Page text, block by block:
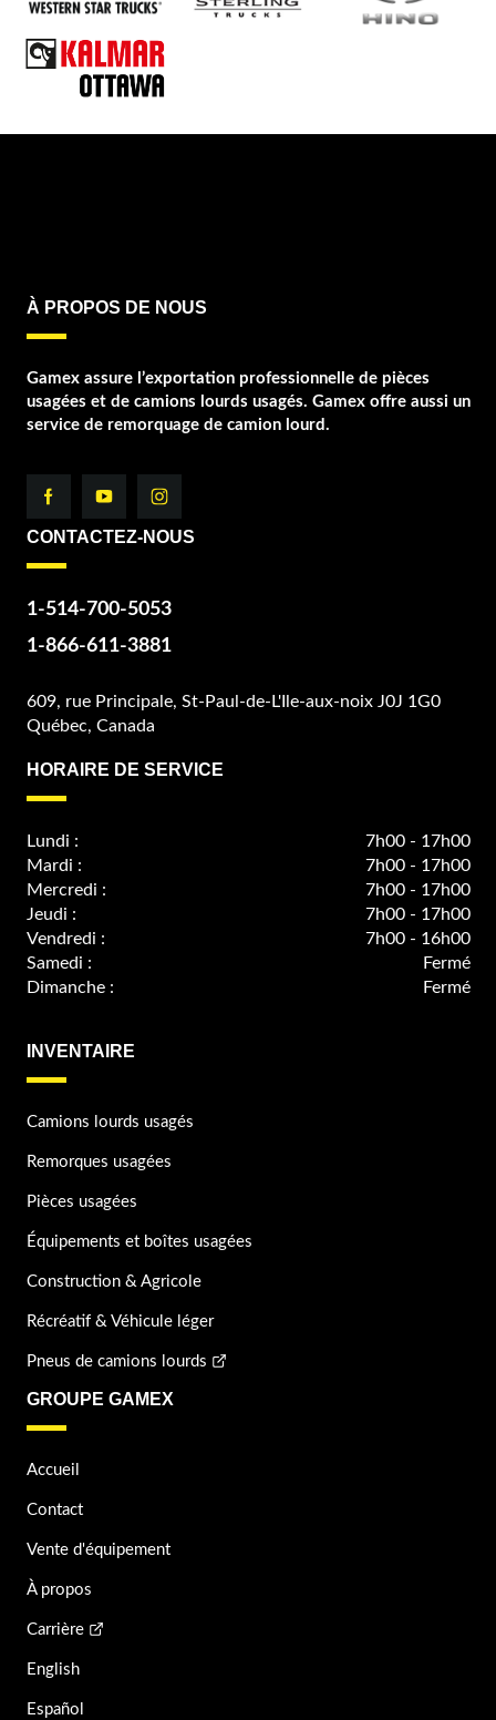
À PROPOS DE NOUS
Gamex assure l’exportation professionnelle de pièces
usagées et de camions lourds usagés. Gamex offre aussi un
service de remorquage de camion lourd.
CONTACTEZ-NOUS
1-514-700-5053
1-866-611-3881
609, rue Principale, St-Paul-de-L'Ile-aux-noix J0J 1G0
Québec, Canada
HORAIRE DE SERVICE
Lundi :
7h00 - 17h00
Mardi :
7h00 - 17h00
Mercredi :
7h00 - 17h00
Jeudi :
7h00 - 17h00
Vendredi :
7h00 - 16h00
Samedi :
Fermé
Dimanche :
Fermé
INVENTAIRE
Camions lourds usagés
Remorques usagées
Pièces usagées
Équipements et boîtes usagées
Construction & Agricole
Récréatif & Véhicule léger
Pneus de camions lourds
GROUPE GAMEX
Accueil
Contact
Vente d'équipement
À propos
Carrière
English
Español